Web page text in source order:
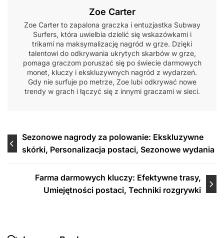
Zoe Carter
Zoe Carter to zapalona graczka i entuzjastka Subway
Surfers, która uwielbia dzielić się wskazówkami i
trikami na maksymalizację nagród w grze. Dzięki
talentowi do odkrywania ukrytych skarbów w grze,
pomaga graczom poruszać się po świecie darmowych
monet, kluczy i ekskluzywnych nagród z wydarzeń.
Gdy nie surfuje po metrze, Zoe lubi odkrywać nowe
trendy w grach i łączyć się z innymi graczami w sieci.
Post
navigation
Sezonowe nagrody za polowanie: Ekskluzywne
skórki, Personalizacja postaci, Sezonowe wydania
Farma darmowych kluczy: Efektywne trasy,
Umiejętności postaci, Techniki rozgrywki